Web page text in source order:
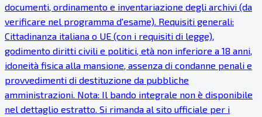
documenti, ordinamento e inventariazione degli archivi (da
verificare nel programma d'esame). Requisiti generali:
Cittadinanza italiana o UE (con i requisiti di legge),
godimento diritti civili e politici, età non inferiore a 18 anni,
idoneità fisica alla mansione, assenza di condanne penali e
provvedimenti di destituzione da pubbliche
amministrazioni. Nota: Il bando integrale non è disponibile
nel dettaglio estratto. Si rimanda al sito ufficiale per i